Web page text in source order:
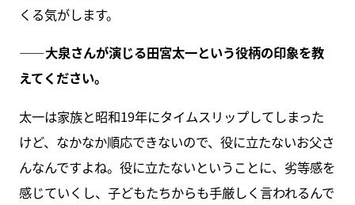
くる気がします。
――大泉さんが演じる田宮太一という役柄の印象を教
えてください。
太一は家族と昭和19年にタイムスリップしてしまった
けど、なかなか順応できないので、役に立たないお父さ
んなんですよね。役に立たないということに、劣等感を
感じていくし、子どもたちからも手厳しく言われるんで